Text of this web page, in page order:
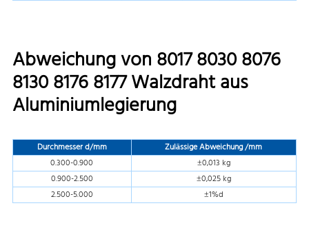
Abweichung von 8017 8030 8076
8130 8176 8177 Walzdraht aus
Aluminiumlegierung
Durchmesser d/mm
Zulässige Abweichung /mm
0.300-0.900
±0,013 kg
0.900-2.500
±0,025 kg
2.500-5.000
±1%d